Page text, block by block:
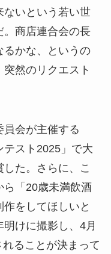
ないという若い世
。商店連合会の長
るかな、というの
然のリクエスト
会が主催する
テスト2025」で大
た。さらに、こ
「20歳未満飲酒
をしてほしいと
けに撮影し、4月
ることが決まって